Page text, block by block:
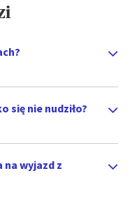
się nie nudziło?
na wyjazd z